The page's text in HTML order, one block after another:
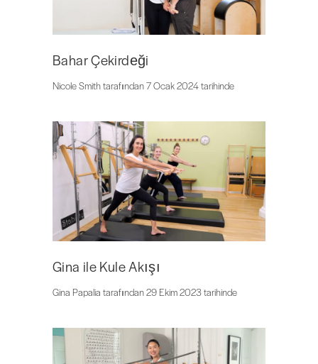
Bahar Çekirdeği
Nicole Smith tarafından 7 Ocak 2024 tarihinde
Gina ile Kule Akışı
Gina Papalia tarafından 29 Ekim 2023 tarihinde